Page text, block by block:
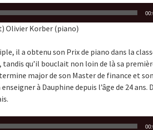
Olivier Korber (piano)
il a obtenu son Prix de piano dans la
tandis qu’il bouclait non loin de là sa
major de son Master de finance et
à Dauphine depuis l’âge de 24 ans.